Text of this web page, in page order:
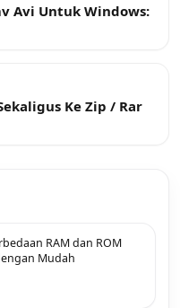
Avi Untuk Windows:
Ke Zip / Rar
RAM dan ROM
Mudah